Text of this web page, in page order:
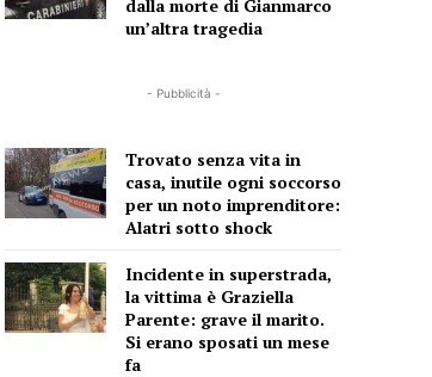
dalla morte di Gianmarco
un’altra tragedia
- Pubblicità -
Trovato senza vita in
casa, inutile ogni soccorso
per un noto imprenditore:
Alatri sotto shock
Incidente in superstrada,
la vittima è Graziella
Parente: grave il marito.
Si erano sposati un mese
fa